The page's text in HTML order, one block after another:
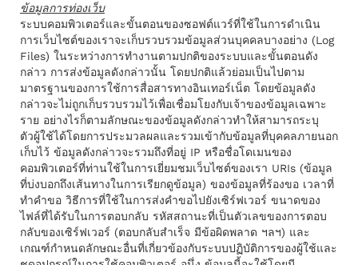
ข้อมูลการท่องเว็บ
ระบบคอมพิวเตอร์และขั้นตอนของซอฟต์แวร์ที่ใช้ในการดำเนิน
การเว็บไซต์ของเราจะเก็บรวบรวมข้อมูลส่วนบุคคลบางอย่าง (Log
Files) ในระหว่างการทำงานตามปกติของระบบและขั้นตอนดัง
กล่าว การส่งข้อมูลดังกล่าวนั้น โดยปกติแล้วย่อมเป็นไปตาม
มาตรฐานของการใช้การสื่อสารทางอินเทอร์เน็ต โดยข้อมูลดัง
กล่าวจะไม่ถูกเก็บรวบรวมไว้เพื่อเชื่อมโยงกับเจ้าของข้อมูลเฉพาะ
ราย อย่างไรก็ตามลักษณะของข้อมูลดังกล่าวทำให้สามารถระบุ
ตัวผู้ใช้ได้โดยการประมวลผลและรวมเข้ากับข้อมูลที่บุคคลภายนอก
เก็บไว้ ข้อมูลดังกล่าวจะรวมถึงที่อยู่ IP หรือชื่อโดเมนของ
คอมพิวเตอร์ที่ท่านใช้ในการเยี่ยมชมเว็บไซต์ของเรา URIs (ข้อมูล
ที่บ่งบอกถึงเส้นทางในการเรียกดูข้อมูล) ของข้อมูลที่ร้องขอ เวลาที่
ทำคําขอ วิธีการที่ใช้ในการส่งคําขอไปยังเซิร์ฟเวอร์ ขนาดของ
ไฟล์ที่ได้รับในการตอบกลับ รหัสสถานะที่เป็นตัวเลขของการตอบ
กลับของเซิร์ฟเวอร์ (ตอบกลับสําเร็จ มีข้อผิดพลาด ฯลฯ) และ
เกณฑ์กำหนดลักษณะอื่นที่เกี่ยวข้องกับระบบปฏิบัติการของผู้ใช้และ